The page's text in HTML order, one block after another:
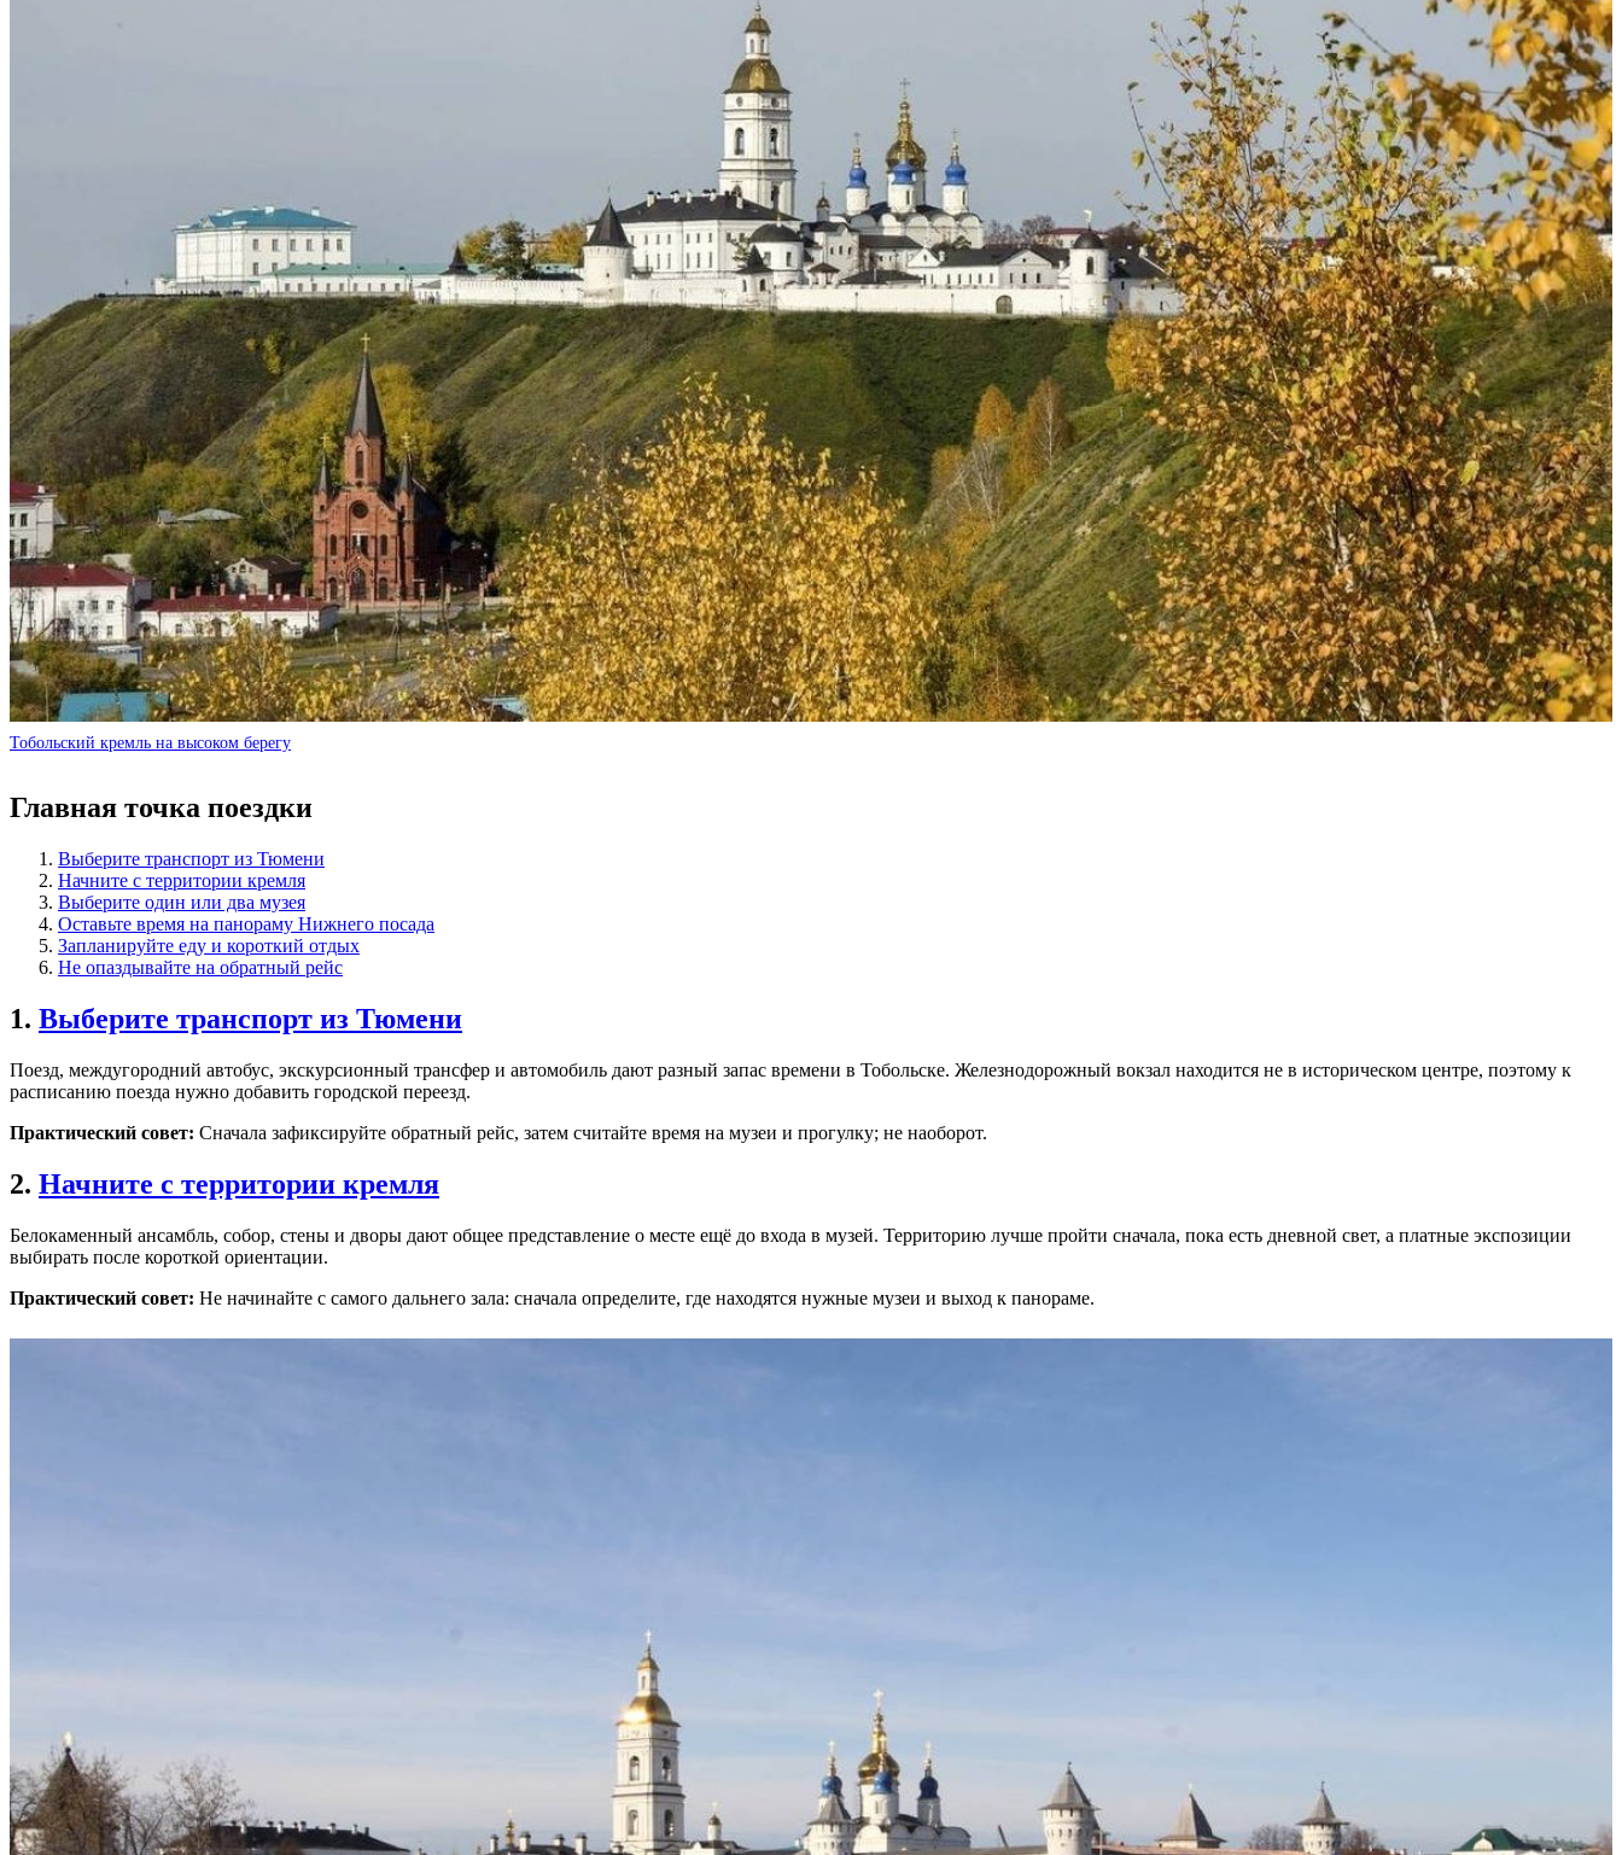
Тобольский кремль на высоком берегу
Главная точка поездки
Выберите транспорт из Тюмени
Начните с территории кремля
Выберите один или два музея
Оставьте время на панораму Нижнего посада
Запланируйте еду и короткий отдых
Не опаздывайте на обратный рейс
1. Выберите транспорт из Тюмени
Поезд, междугородний автобус, экскурсионный трансфер и автомобиль дают разный запас времени в Тобольске. Железнодорожный вокзал находится не в историческом центре, поэтому к
расписанию поезда нужно добавить городской переезд.
Практический совет: Сначала зафиксируйте обратный рейс, затем считайте время на музеи и прогулку; не наоборот.
2. Начните с территории кремля
Белокаменный ансамбль, собор, стены и дворы дают общее представление о месте ещё до входа в музей. Территорию лучше пройти сначала, пока есть дневной свет, а платные экспозиции
выбирать после короткой ориентации.
Практический совет: Не начинайте с самого дальнего зала: сначала определите, где находятся нужные музеи и выход к панораме.